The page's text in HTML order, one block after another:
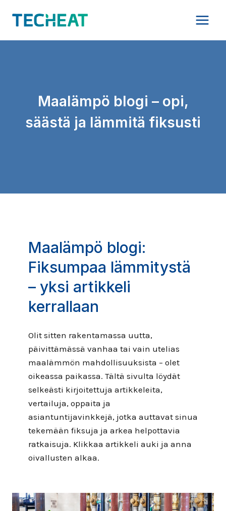
sisältöön
Maalämpö blogi – opi,
säästä ja lämmitä fiksusti
Maalämpö blogi:
Fiksumpaa lämmitystä
– yksi artikkeli
kerrallaan
Olit sitten rakentamassa uutta,
päivittämässä vanhaa tai vain utelias
maalämmön mahdollisuuksista – olet
oikeassa paikassa. Tältä sivulta löydät
selkeästi kirjoitettuja artikkeleita,
vertailuja, oppaita ja
asiantuntijavinkkejä, jotka auttavat sinua
tekemään fiksuja ja arkea helpottavia
ratkaisuja. Klikkaa artikkeli auki ja anna
oivallusten alkaa.